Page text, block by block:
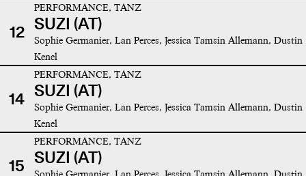
12
PERFORMANCE, TANZ
SUZI (AT)
Sophie Germanier, Lan Perces, Jessica Tamsin Allemann, Dustin
Kenel
14
PERFORMANCE, TANZ
SUZI (AT)
Sophie Germanier, Lan Perces, Jessica Tamsin Allemann, Dustin
Kenel
15
PERFORMANCE, TANZ
SUZI (AT)